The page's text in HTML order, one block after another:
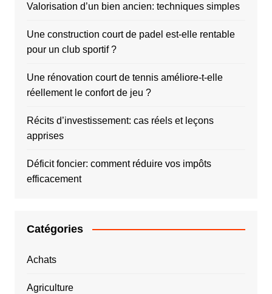
Valorisation d’un bien ancien: techniques simples
Une construction court de padel est-elle rentable
pour un club sportif ?
Une rénovation court de tennis améliore-t-elle
réellement le confort de jeu ?
Récits d’investissement: cas réels et leçons
apprises
Déficit foncier: comment réduire vos impôts
efficacement
Catégories
Achats
Agriculture